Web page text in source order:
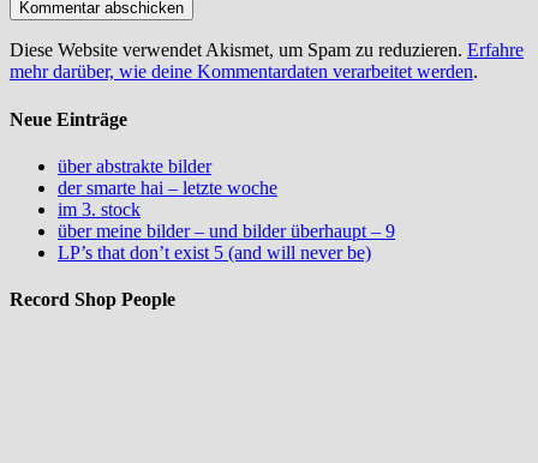
Diese Website verwendet Akismet, um Spam zu reduzieren. Erfahre
mehr darüber, wie deine Kommentardaten verarbeitet werden.
Neue Einträge
über abstrakte bilder
der smarte hai – letzte woche
im 3. stock
über meine bilder – und bilder überhaupt – 9
LP’s that don’t exist 5 (and will never be)
Record Shop People